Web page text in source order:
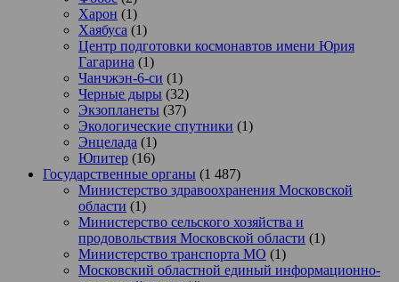
Харон (1)
Хаябуса (1)
Центр подготовки космонавтов имени Юрия
Гагарина (1)
Чанчжэн-6-си (1)
Черные дыры (32)
Экзопланеты (37)
Экологические спутники (1)
Энцелада (1)
Юпитер (16)
Государственные органы (1 487)
Министерство здравоохранения Московской
области (1)
Министерство сельского хозяйства и
продовольствия Московской области (1)
Министерство транспорта МО (1)
Московский областной единый информационно-